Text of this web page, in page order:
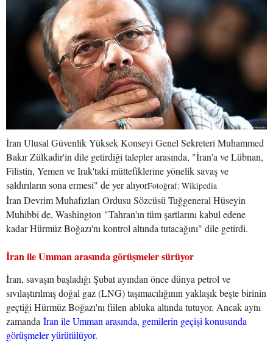
İran Ulusal Güvenlik Yüksek Konseyi Genel Sekreteri Muhammed
Bakır Zülkadir'in dile getirdiği talepler arasında, "İran'a ve Lübnan,
Filistin, Yemen ve Irak'taki müttefiklerine yönelik savaş ve
saldırıların sona ermesi" de yer alıyorFotoğraf: Wikipedia
İran Devrim Muhafızları Ordusu Sözcüsü Tuğgeneral Hüseyin
Muhibbi de, Washington "Tahran'ın tüm şartlarını kabul edene
kadar Hürmüz Boğazı'nı kontrol altında tutacağını" dile getirdi.
İran ile Umman arasında görüşmeler sürüyor
İran, savaşın başladığı Şubat ayından önce dünya petrol ve
sıvılaştırılmış doğal gaz (LNG) taşımacılığının yaklaşık beşte birinin
geçtiği Hürmüz Boğazı'nı fiilen abluka altında tutuyor. Ancak aynı
zamanda İran ile Umman arasında, gemilerin geçişi konusunda
görüşmeler yürütülüyor.